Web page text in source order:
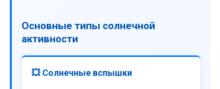
Основные типы солнечной
активности
💥 Солнечные вспышки